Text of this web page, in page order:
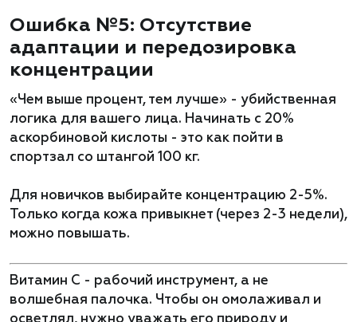
Ошибка №5: Отсутствие
адаптации и передозировка
концентрации
«Чем выше процент, тем лучше» - убийственная
логика для вашего лица. Начинать с 20%
аскорбиновой кислоты - это как пойти в
спортзал со штангой 100 кг.
Для новичков выбирайте концентрацию 2-5%.
Только когда кожа привыкнет (через 2-3 недели),
можно повышать.
Витамин C - рабочий инструмент, а не
волшебная палочка. Чтобы он омолаживал и
осветлял, нужно уважать его природу и